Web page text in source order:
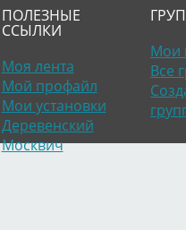
ПОЛЕЗНЫЕ
ССЫЛКИ
Моя лента
Мой профайл
Мои установки
Деревенский
Москвич
Мои
Все